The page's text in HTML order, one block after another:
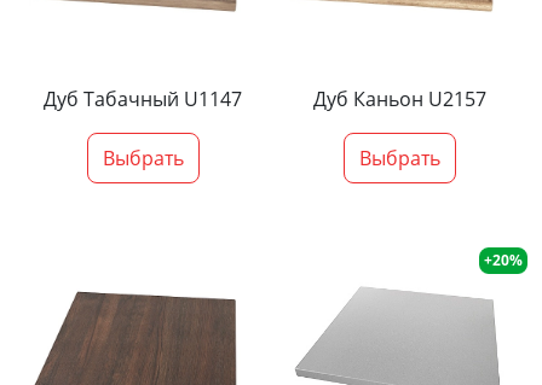
Дуб Табачный U1147
Выбрать
Дуб Каньон U2157
Выбрать
+20%